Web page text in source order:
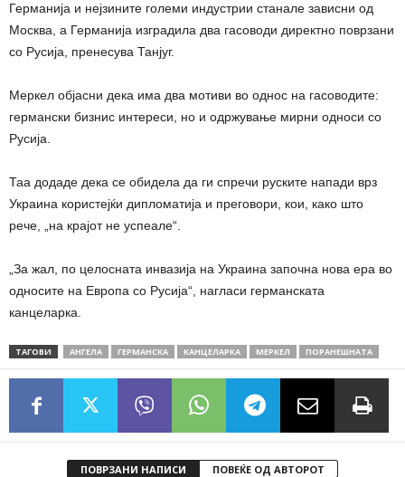
Германија и нејзините големи индустрии станале зависни од
Москва, а Германија изградила два гасоводи директно поврзани
со Русија, пренесува Танјуг.
Меркел објасни дека има два мотиви во однос на гасоводите:
германски бизнис интереси, но и одржување мирни односи со
Русија.
Таа додаде дека се обидела да ги спречи руските напади врз
Украина користејќи дипломатија и преговори, кои, како што
рече, „на крајот не успеале“.
„За жал, по целосната инвазија на Украина започна нова ера во
односите на Европа со Русија“, нагласи германската
канцеларка.
ТАГОВИ АНГЕЛА ГЕРМАНСКА КАНЦЕЛАРКА МЕРКЕЛ ПОРАНЕШНАТА
ПОВРЗАНИ НАПИСИ ПОВЕЌЕ ОД АВТОРОТ